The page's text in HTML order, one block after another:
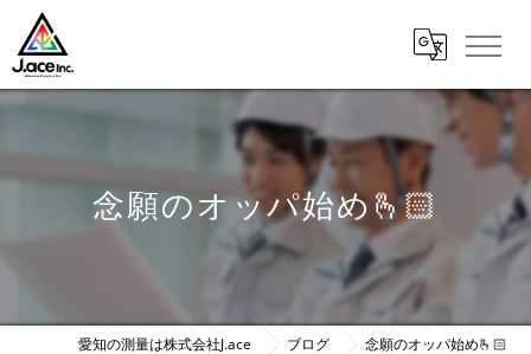
念願のオッパ始め🫰🏻
愛知の測量は株式会社J.ace ブログ 念願のオッパ始め🫰🏻